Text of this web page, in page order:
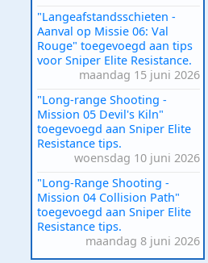
"Langeafstandsschieten -
Aanval op Missie 06: Val
Rouge" toegevoegd aan tips
voor Sniper Elite Resistance.
maandag 15 juni 2026
"Long-range Shooting -
Mission 05 Devil's Kiln"
toegevoegd aan Sniper Elite
Resistance tips.
woensdag 10 juni 2026
"Long-Range Shooting -
Mission 04 Collision Path"
toegevoegd aan Sniper Elite
Resistance tips.
maandag 8 juni 2026